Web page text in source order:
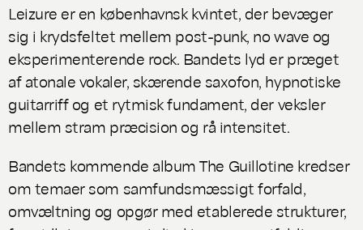
Leizure er en københavnsk kvintet, der bevæger
sig i krydsfeltet mellem post-punk, no wave og
eksperimenterende rock. Bandets lyd er præget
af atonale vokaler, skærende saxofon, hypnotiske
guitarriff og et rytmisk fundament, der veksler
mellem stram præcision og rå intensitet.
Bandets kommende albumThe Guillotine kredser
om temaer som samfundsmæssigt forfald,
omvæltning og opgør med etablerede strukturer,